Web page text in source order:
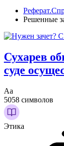
Решенные
Сухарев
суде
Аа
5058 символов
Этика